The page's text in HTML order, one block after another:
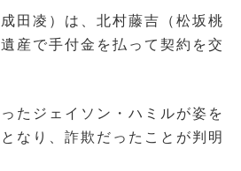
田凌）は、北村藤吉（松坂桃
産で手付金を払って契約を交
たジェイソン・ハミルが姿を
なり、詐欺だったことが判明